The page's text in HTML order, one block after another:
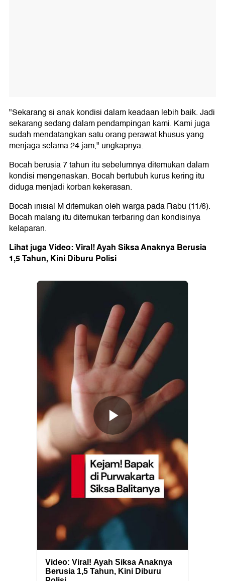
"Sekarang si anak kondisi dalam keadaan lebih baik. Jadi
sekarang sedang dalam pendampingan kami. Kami juga
sudah mendatangkan satu orang perawat khusus yang
menjaga selama 24 jam," ungkapnya.
Bocah berusia 7 tahun itu sebelumnya ditemukan dalam
kondisi mengenaskan. Bocah bertubuh kurus kering itu
diduga menjadi korban kekerasan.
Bocah inisial M ditemukan oleh warga pada Rabu (11/6).
Bocah malang itu ditemukan terbaring dan kondisinya
kelaparan.
Lihat juga Video: Viral! Ayah Siksa Anaknya Berusia
1,5 Tahun, Kini Diburu Polisi